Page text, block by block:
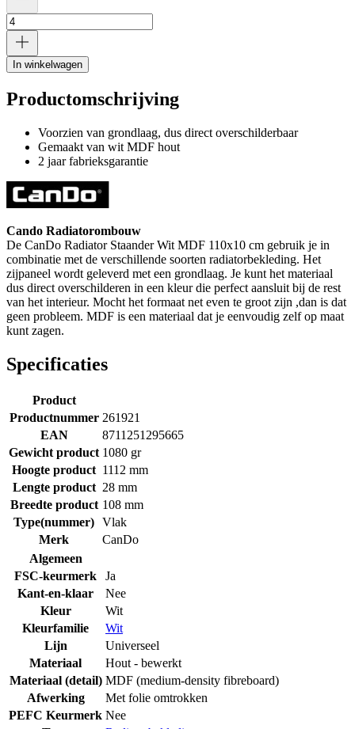
In winkelwagen
Productomschrijving
Voorzien van grondlaag, dus direct overschilderbaar
Gemaakt van wit MDF hout
2 jaar fabrieksgarantie
Cando Radiatorombouw
De CanDo Radiator Staander Wit MDF 110x10 cm gebruik je in
combinatie met de verschillende soorten radiatorbekleding. Het
zijpaneel wordt geleverd met een grondlaag. Je kunt het materiaal
dus direct overschilderen in een kleur die perfect aansluit bij de rest
van het interieur. Mocht het formaat net even te groot zijn ,dan is dat
geen probleem. MDF is een materiaal dat je eenvoudig zelf op maat
kunt zagen.
Specificaties
Product
Productnummer 261921
EAN
8711251295665
Gewicht product 1080 gr
Hoogte product 1112 mm
Lengte product 28 mm
Breedte product 108 mm
Type(nummer) Vlak
Merk
CanDo
Algemeen
FSC-keurmerk
Ja
Kant-en-klaar
Nee
Kleur
Wit
Kleurfamilie
Wit
Lijn
Universeel
Materiaal
Hout - bewerkt
Materiaal (detail) MDF (medium-density fibreboard)
Afwerking
Met folie omtrokken
PEFC Keurmerk Nee